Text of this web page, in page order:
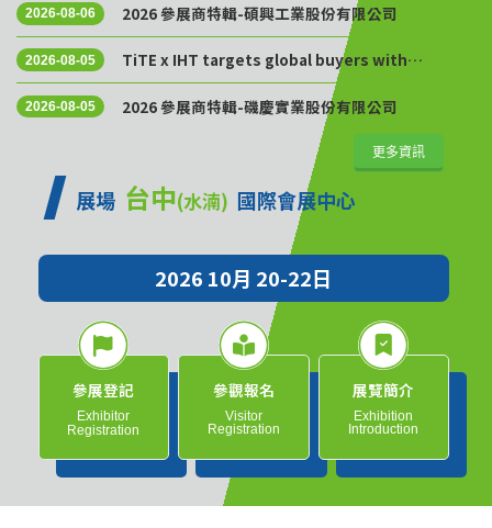
2026-08-06 2026 參展商特輯-碩興工業股份有限公司
2026-08-05
TiTE x IHT targets global buyers with
Golden Sourcing Week
2026-08-05 2026 參展商特輯-磯慶實業股份有限公司
更多資訊
展場 台中(水湳) 國際會展中心
2026 10月 20-22日
參展登記
Exhibitor
Registration
參觀報名
Visitor
Registration
展覽簡介
Exhibition
Introduction